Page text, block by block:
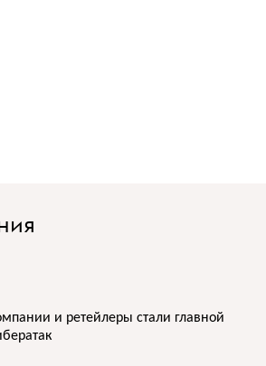
и ретейлеры стали главной